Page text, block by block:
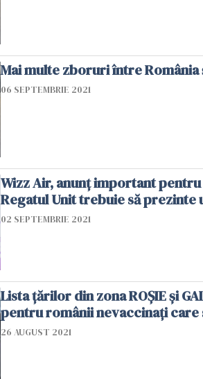
Mai multe zboruri între România
06 SEPTEMBRIE 2021
Wizz Air, anunț important
Regatul Unit trebuie să prezinte
02 SEPTEMBRIE 2021
Lista țărilor din zona ROȘIE și
pentru românii nevaccinați
26 AUGUST 2021